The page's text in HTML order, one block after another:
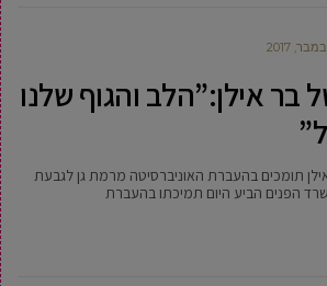
בר אילן:”הלב והגוף שלנו
תומכים בהעברת האוניברסיטה מרמת גן לגבעת
הפנים הביע היום תמיכתו בהעברת